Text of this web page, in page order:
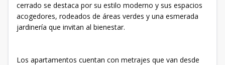
cerrado se destaca por su estilo moderno y sus espacios
acogedores, rodeados de áreas verdes y una esmerada
jardinería que invitan al bienestar.
Los apartamentos cuentan con metrajes que van desde